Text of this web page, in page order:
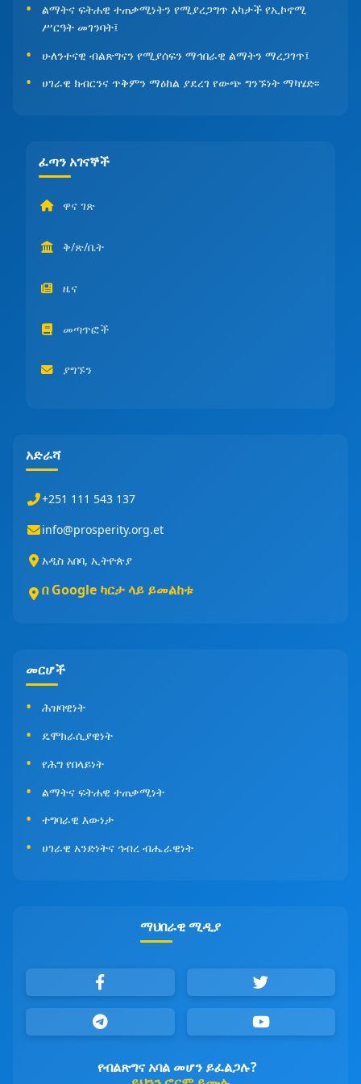
ልማትና ፍትሐዊ ተጠቃሚነትን የሚያረጋግጥ አካታች የኢኮኖሚ
ሥርዓት መገንባት፤
ሁለንተናዊ ብልጽግናን የሚያሰፍን ማኅበራዊ ልማትን ማረጋገጥ፤
ሀገራዊ ክብርንና ጥቅምን ማዕከል ያደረገ የውጭ ግንኙነት ማካሄድ፡፡
ፈጣን አገናኞች
ዋና ገጽ
ቅ/ጽ/ቤት
ዜና
መጣጥፎች
ያግኙን
አድራሻ
+251 111 543 137
info@prosperity.org.et
አዲስ አበባ, ኢትዮጵያ
በ Google ካርታ ላይ ይመልከቱ
መርሆች
ሕዝባዊነት
ዴሞክራሲያዊነት
የሕግ የበላይነት
ልማትና ፍትሐዊ ተጠቃሚነት
ተግባራዊ እውነታ
ሀገራዊ አንድነትና ኅብረ ብሔራዊነት
ማህበራዊ ሚዲያ
የብልጽግና አባል መሆን ይፈልጋሉ?